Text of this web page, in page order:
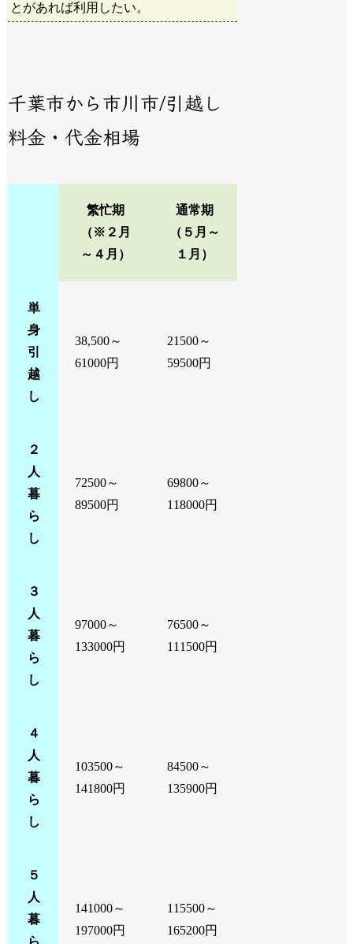
とがあれば利用したい。
千葉市から市川市/引越し
料金・代金相場
繁忙期
（※２月
～４月）
通常期
（５月～
１月）
単
身
引
越
し
38,500～
61000円
21500～
59500円
２
人
暮
ら
し
72500～
89500円
69800～
118000円
３
人
暮
ら
し
97000～
133000円
76500～
111500円
４
人
暮
ら
し
103500～
141800円
84500～
135900円
５
人
暮
141000～
197000円
115500～
165200円